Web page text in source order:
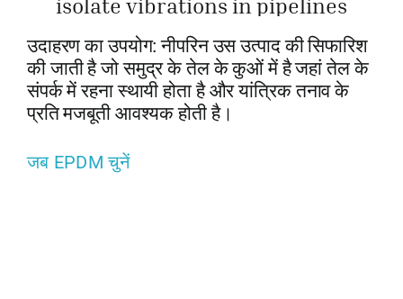
उदाहरण का उपयोग: नीपरिन उस उत्पाद की सिफारिश
की जाती है जो समुद्र के तेल के कुओं में है जहां तेल के
संपर्क में रहना स्थायी होता है और यांत्रिक तनाव के
प्रति मजबूती आवश्यक होती है।
जब EPDM चुनें